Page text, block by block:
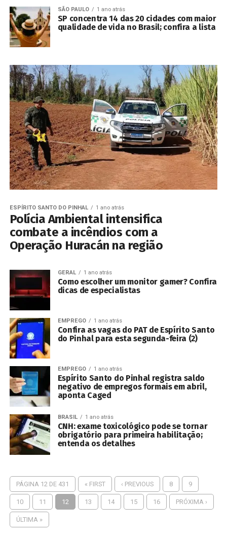
SÃO PAULO 1 ano atrás
SP concentra 14 das 20 cidades com maior
qualidade de vida no Brasil; confira a lista
ESPÍRITO SANTO DO PINHAL 1 ano atrás
Polícia Ambiental intensifica
combate a incêndios com a
Operação Huracán na região
GERAL 1 ano atrás
Como escolher um monitor gamer? Confira
dicas de especialistas
EMPREGO 1 ano atrás
Confira as vagas do PAT de Espírito Santo
do Pinhal para esta segunda-feira (2)
EMPREGO 1 ano atrás
Espírito Santo do Pinhal registra saldo
negativo de empregos formais em abril,
aponta Caged
BRASIL 1 ano atrás
CNH: exame toxicológico pode se tornar
obrigatório para primeira habilitação;
entenda os detalhes
PÁGINA 12 DE 431 « FIRST ‹ PREVIOUS 8 9
10 11 12 13 14 15 16 PRÓXIMA ›
ÚLTIMA »